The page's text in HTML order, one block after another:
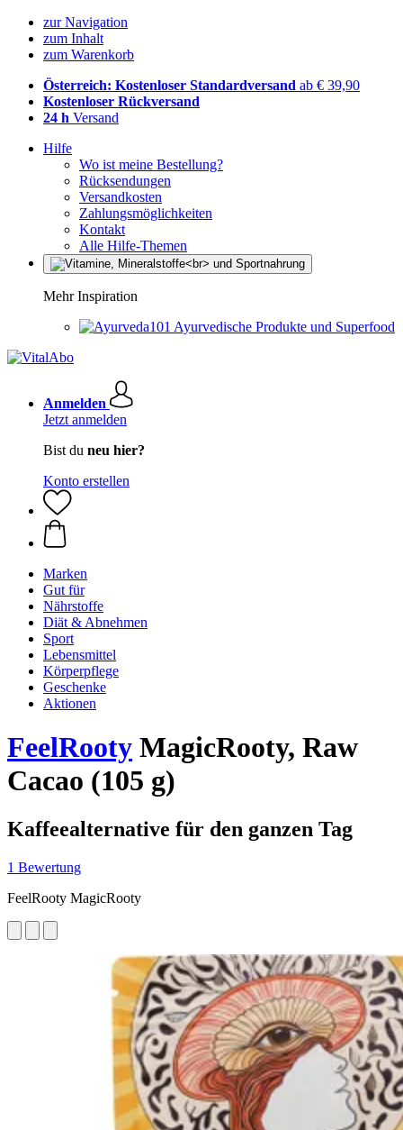
zur Navigation
zum Inhalt
zum Warenkorb
Österreich: Kostenloser Standardversand ab € 39,90
Kostenloser Rückversand
24 h Versand
Hilfe
Wo ist meine Bestellung?
Rücksendungen
Versandkosten
Zahlungsmöglichkeiten
Kontakt
Alle Hilfe-Themen
Mehr Inspiration
Ayurvedische Produkte und Superfood
Anmelden
Jetzt anmelden
Bist du neu hier?
Konto erstellen
Marken
Gut für
Nährstoffe
Diät & Abnehmen
Sport
Lebensmittel
Körperpflege
Geschenke
Aktionen
FeelRooty MagicRooty, Raw
Cacao (105 g)
Kaffeealternative für den ganzen Tag
1 Bewertung
FeelRooty MagicRooty